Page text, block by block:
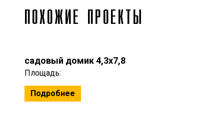
ПОХОЖИЕ ПРОЕКТЫ
садовый домик 4,3x7,8
Площадь:
Подробнее